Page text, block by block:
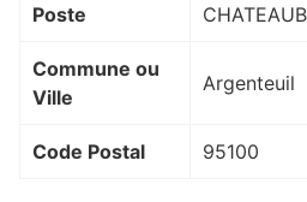
Poste
Commune ou
Ville
Argenteuil
Code Postal 95100